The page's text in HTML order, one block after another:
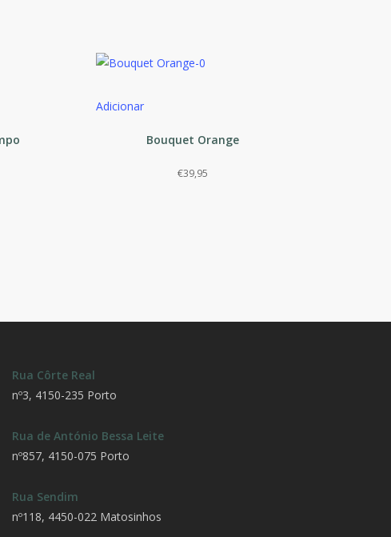
Adicionar
Bouquet Orange
€39,95
Rua Côrte Real
nº3, 4150-235 Porto
Rua de António Bessa Leite
nº857, 4150-075 Porto
Rua Sendim
nº118, 4450-022 Matosinhos